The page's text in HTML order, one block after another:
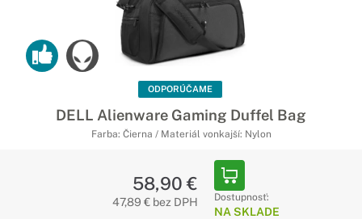
ODPORÚČAME
DELL Alienware Gaming Duffel Bag
Farba: Čierna / Materiál vonkajší: Nylon
58,90 €
47,89 € bez DPH Dostupnosť:
NA SKLADE